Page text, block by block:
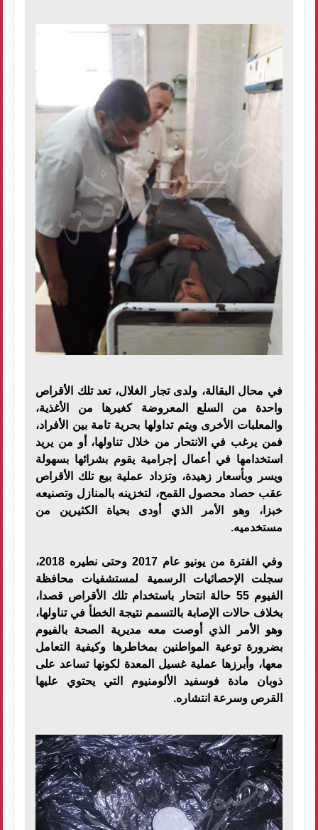
في محال البقالة، ولدى تجار الغلال، تعد تلك الأقراص
واحدة من السلع المعروضة كغيرها من الأغذية،
والمعلبات الأخرى ويتم تداولها بحرية تامة بين الأفراد،
فمن يرغب في الانتحار من خلال تناولها، أو من يريد
استخدامها في أعمال إجرامية يقوم بشرائها بسهولة
ويسر وبأسعار زهيدة، وتزداد عملية بيع تلك الأقراص
عقب حصاد محصول القمح، لتخزينه بالمنازل وتصنيعه
خبزا، وهو الأمر الذي أودى بحياة الكثيرين من
مستخدميه.
وفي الفترة من يونيو عام 2017 وحتى نطيره 2018،
سجلت الإحصائيات الرسمية لمستشفيات محافظة
الفيوم 55 حالة انتحار باستخدام تلك الأقراص قصدا،
بخلاف حالات الإصابة بالتسمم نتيجة الخطأ في تناولها،
وهو الأمر الذي أوصت معه مديرية الصحة بالفيوم
بضرورة توعية المواطنين بمخاطرها وكيفية التعامل
معها، وأبرزها عملية غسيل المعدة لكونها تساعد على
ذوبان مادة فوسفيد الألومنيوم التي يحتوي عليها
القرص وسرعة انتشاره.